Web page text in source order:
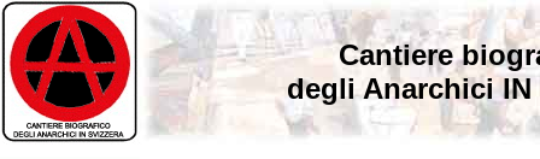
Cantiere
degli Anarchici IN